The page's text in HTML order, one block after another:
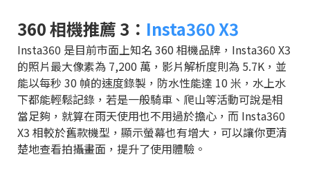
360 相機推薦 3： Insta360 X3
Insta360 是目前市面上知名 360 相機品牌，Insta360 X3
的照片最大像素為 7,200 萬，影片解析度則為 5.7K，並
能以每秒 30 幀的速度錄製，防水性能達 10 米，水上水
下都能輕鬆記錄，若是一般騎車、爬山等活動可說是相
當足夠，就算在雨天使用也不用過於擔心，而 Insta360
X3 相較於舊款機型，顯示螢幕也有增大，可以讓你更清
楚地查看拍攝畫面，提升了使用體驗。